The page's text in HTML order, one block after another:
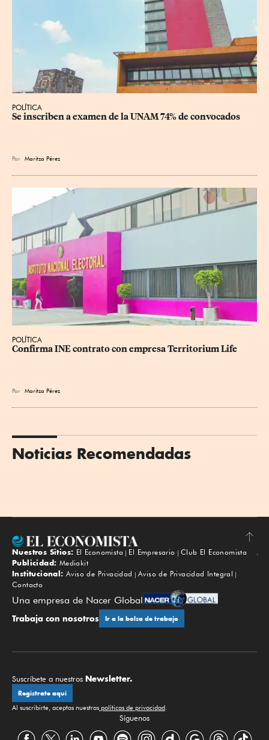
POLÍTICA
Se inscriben a examen de la UNAM 74% de convocados
Por Maritza Pérez
POLÍTICA
Confirma INE contrato con empresa Territorium Life
Por Maritza Pérez
Noticias Recomendadas
Subir
Nuestros Sitios: El Economista El Empresario
Club El Economista
Publicidad: Mediakit
Institucional: Aviso de Privacidad
Aviso de Privacidad Integral
Contacto
Una empresa de Nacer Global
Trabaja con nosotros Ir a la bolsa de trabajo
Suscríbete a nuestros Newsletter.
Regístrate aquí
Al suscribirte, aceptas nuestras políticas de privacidad.
Síguenos